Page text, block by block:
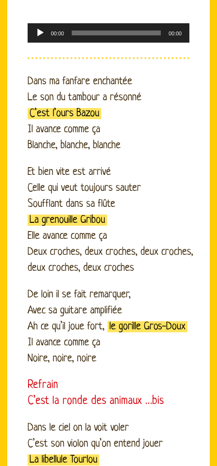
Audio
Player
00:00 00:00
Dans ma fanfare enchantée
Le son du tambour a résonné
C’est l’ours Bazou
Il avance comme ça
Blanche, blanche, blanche
Et bien vite est arrivé
Celle qui veut toujours sauter
Soufflant dans sa flûte
La grenouille Gribou
Elle avance comme ça
Deux croches, deux croches, deux croches,
deux croches, deux croches
De loin il se fait remarquer,
Avec sa guitare amplifiée
Ah ce qu’il joue fort, le gorille Gros-Doux
Il avance comme ça
Noire, noire, noire
Refrain
C’est la ronde des animaux …bis
Dans le ciel on la voit voler
C’est son violon qu’on entend jouer
La libellule Tourlou